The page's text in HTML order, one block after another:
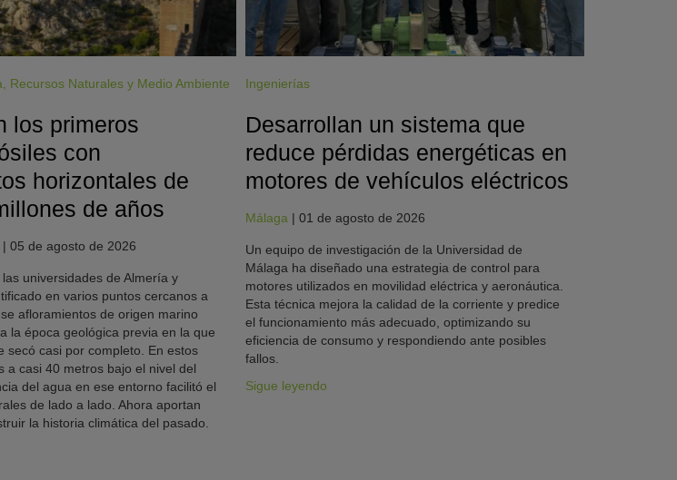
, Recursos Naturales y Medio Ambiente
los primeros
con
horizontales de
de años
|05 de agosto de 2026
universidades de Almería y
en varios puntos cercanos a
afloramientos de origen marino
la época geológica previa en la que
secó casi por completo. En estos
a casi 40 metros bajo el nivel del
del agua en ese entorno facilitó el
de lado a lado. Ahora aportan
la historia climática del pasado.
Ingenierías
Desarrollan un sistema que
reduce pérdidas energéticas en
motores de vehículos eléctricos
Málaga| 01 de agosto de 2026
Un equipo de investigación de la Universidad de
Málaga ha diseñado una estrategia de control para
motores utilizados en movilidad eléctrica y aeronáutica.
Esta técnica mejora la calidad de la corriente y predice
el funcionamiento más adecuado, optimizando su
eficiencia de consumo y respondiendo ante posibles
fallos.
Sigue leyendo